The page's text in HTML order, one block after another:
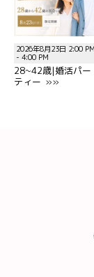
2026年8月23日 2:00 PM
- 4:00 PM
28~42歳|婚活パー
ティー »»